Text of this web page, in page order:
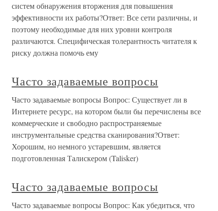
систем обнаружения вторжения для повышения
эффективности их работы?Ответ: Все сети различны, и
поэтому необходимые для них уровни контроля
различаются. Специфическая толерантность читателя к
риску должна помочь ему
Часто задаваемые вопросы
Часто задаваемые вопросы Вопрос: Существует ли в
Интернете ресурс, на котором были бы перечислены все
коммерческие и свободно распространяемые
инструментальные средства сканирования?Ответ:
Хорошим, но немного устаревшим, является
подготовленная Талискером (Talisker)
Часто задаваемые вопросы
Часто задаваемые вопросы Вопрос: Как убедиться, что